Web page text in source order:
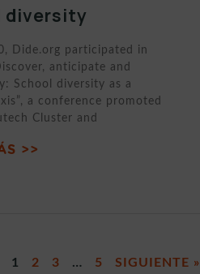
diversity
Dide.org participated in
anticipate and
School diversity as a
a conference promoted
Cluster and
>>
1 2 3 … 5 SIGUIENTE »